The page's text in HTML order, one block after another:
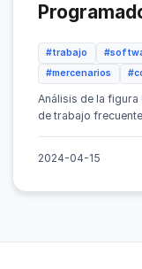
#trabajo
#mercenarios
Análisis de la
de trabajo
2024-04-15